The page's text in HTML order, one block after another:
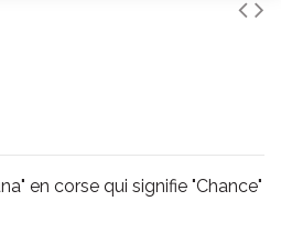
en corse qui signifie "Chance"